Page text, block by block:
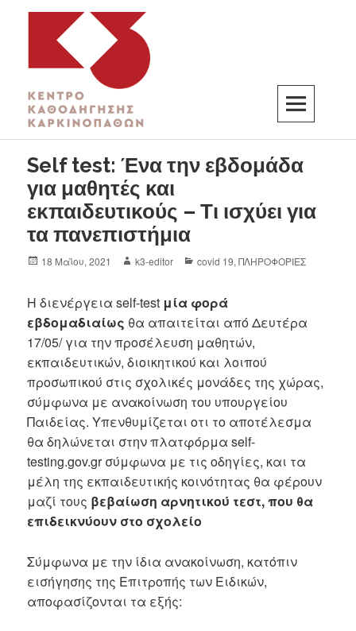
K3
ΚΕΝΤΡΟ ΚΑΘΟΔΗΓΗΣΗΣ ΚΑΡΚΙΝΟΠΑΘΩΝ
Self test: Ένα την εβδομάδα
για μαθητές και
εκπαιδευτικούς – Τι ισχύει για
τα πανεπιστήμια
18 Μαΐου, 2021 k3-editor covid 19,ΠΛΗΡΟΦΟΡΙΕΣ
Η διενέργεια self-test μία φορά
εβδομαδιαίως θα απαιτείται από Δευτέρα
17/05/ για την προσέλευση μαθητών,
εκπαιδευτικών, διοικητικού και λοιπού
προσωπικού στις σχολικές μονάδες της χώρας,
σύμφωνα με ανακοίνωση του υπουργείου
Παιδείας. Υπενθυμίζεται οτι το αποτέλεσμα
θα δηλώνεται στην πλατφόρμα self-
testing.gov.gr σύμφωνα με τις οδηγίες, και τα
μέλη της εκπαιδευτικής κοινότητας θα φέρουν
μαζί τους βεβαίωση αρνητικού τεστ, που θα
επιδεικνύουν στο σχολείο
Σύμφωνα με την ίδια ανακοίνωση, κατόπιν
εισήγησης της Επιτροπής των Ειδικών,
αποφασίζονται τα εξής: